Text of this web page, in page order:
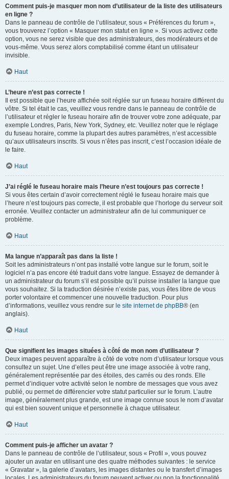
Comment puis-je masquer mon nom d’utilisateur de la liste des utilisateurs
en ligne ?
Dans le panneau de contrôle de l’utilisateur, sous « Préférences du forum »,
vous trouverez l’option « Masquer mon statut en ligne ». Si vous activez cette
option, vous ne serez visible que des administrateurs, des modérateurs et de
vous-même. Vous serez alors comptabilisé comme étant un utilisateur
invisible.
Haut
L’heure n’est pas correcte !
Il est possible que l’heure affichée soit réglée sur un fuseau horaire différent du
vôtre. Si tel était le cas, veuillez vous rendre dans le panneau de contrôle de
l’utilisateur et régler le fuseau horaire afin de trouver votre zone adéquate, par
exemple Londres, Paris, New York, Sydney, etc. Veuillez noter que le réglage
du fuseau horaire, comme la plupart des autres paramètres, n’est accessible
qu’aux utilisateurs inscrits. Si vous n’êtes pas inscrit, c’est l’occasion idéale de
le faire.
Haut
J’ai réglé le fuseau horaire mais l’heure n’est toujours pas correcte !
Si vous êtes certain d’avoir correctement réglé le fuseau horaire mais que
l’heure n’est toujours pas correcte, il est probable que l’horloge du serveur soit
erronée. Veuillez contacter un administrateur afin de lui communiquer ce
problème.
Haut
Ma langue n’apparaît pas dans la liste !
Soit les administrateurs n’ont pas installé votre langue sur le forum, soit le
logiciel n’a pas encore été traduit dans votre langue. Essayez de demander à
un administrateur du forum s’il est possible qu’il puisse installer la langue que
vous souhaitez. Si la traduction désirée n’existe pas, vous êtes libre de vous
porter volontaire et commencer une nouvelle traduction. Pour plus
d’informations, veuillez vous rendre sur le site internet de phpBB® (en
anglais).
Haut
Que signifient les images situées à côté de mon nom d’utilisateur ?
Deux images peuvent apparaître à côté de votre nom d’utilisateur lorsque vous
consultez un sujet. Une d’elles peut être une image associée à votre rang,
généralement représentée par des étoiles, des carrés ou des ronds. Elle
permet d’indiquer votre activité selon le nombre de messages que vous avez
publié, ou permet de différencier votre statut particulier sur le forum. L’autre
image, généralement plus grande, est une image connue sous le nom d’avatar
qui est bien souvent unique et personnelle à chaque utilisateur.
Haut
Comment puis-je afficher un avatar ?
Dans le panneau de contrôle de l’utilisateur, sous « Profil », vous pouvez
ajouter un avatar en utilisant une des quatre méthodes suivantes : le service
« Gravatar », la galerie d’avatars, les images distantes ou le transfert d’images